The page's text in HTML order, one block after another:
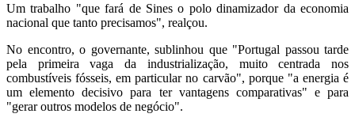
Um trabalho "que fará de Sines o polo dinamizador da economia
nacional que tanto precisamos", realçou.
No encontro, o governante, sublinhou que "Portugal passou tarde
pela primeira vaga da industrialização, muito centrada nos
combustíveis fósseis, em particular no carvão", porque "a energia é
um elemento decisivo para ter vantagens comparativas" e para
"gerar outros modelos de negócio".